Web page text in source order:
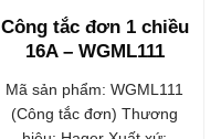
Công tắc đơn 1 chiều
16A – WGML111
Mã sản phẩm: WGML111
(Công tắc đơn) Thương